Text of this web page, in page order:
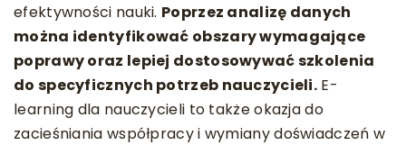
efektywności nauki. Poprzez analizę danych
można identyfikować obszary wymagające
poprawy oraz lepiej dostosowywać szkolenia
do specyficznych potrzeb nauczycieli. E-
learning dla nauczycieli to także okazja do
zacieśniania współpracy i wymiany doświadczeń w